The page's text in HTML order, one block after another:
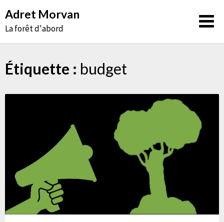
au
contenu
Adret Morvan
La forêt d'abord
Étiquette : budget